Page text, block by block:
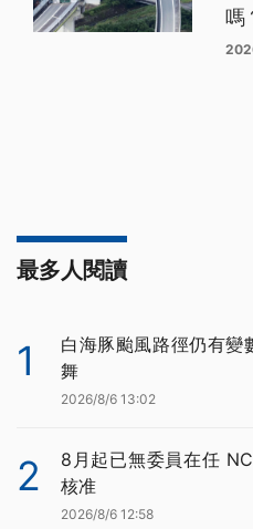
嗎
最多人閱讀
1
白海豚颱風路徑仍有變
舞
2026/8/6 13:02
2
8月起已無委員在任
核准
2026/8/6 12:58